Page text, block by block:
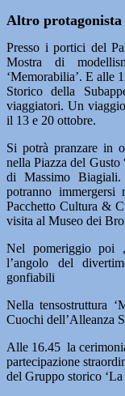
Altro
Presso i portici del
Mostra di
‘Memorabilia’. E alle
Storico della
viaggiatori. Un
il 13 e 20 ottobre.
Si potrà pranzare in
nella Piazza del Gusto
di Mas­simo
potranno
Pacchetto Cultura &
visita al Museo dei
Nel pomeriggio poi
l’angolo del
gonfiabili
Nella tensostruttura
Cuochi dell’Alleanza
Alle 16.45 la
partecipazione
del Gruppo storico ‘La